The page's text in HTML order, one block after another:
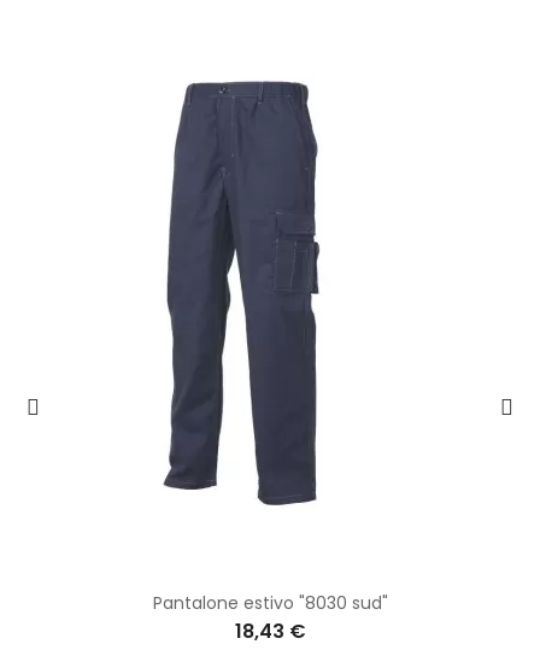
Pantalone estivo "8030 sud"
18,43 €